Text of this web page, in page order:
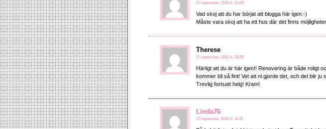
17 september, 2011 kl. 21:09
Vad skoj att du har börjat att blogga här igen:-)
Måste vara skoj att ha ett hus där det finns
Therese
17 september, 2011 kl. 20:29
Härligt att du är här igen!! Renovering är både roligt
kommer bli så fint! Vet att ni gjorde det, och det blir ju
Trevlig fortsatt helg! Kram!
Linda76
17 september, 2011 kl. 11:32